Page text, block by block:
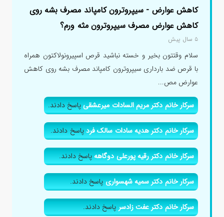
کاهش عوارض - سیپروترون کامپاند مصرف بشه روی
کاهش عوارض مصرف سیپروترون مثه ورم؟
۵ سال پیش
سلام وقتتون بخیر و خسته نباشید قرص اسپیرونولاکتون همراه
با قرص ضد بارداری سیپروترون کامپاند مصرف بشه روی کاهش
عوارض مص...
سرکار خانم دکتر مریم السادات میرعشقیپاسخ دادند.
سرکار خانم دکتر هدیه سادات سالک فردپاسخ دادند.
سرکار خانم دکتر رقیه پورعلی دوگاههپاسخ دادند.
سرکار خانم دکتر سمیه شهسواریپاسخ دادند.
سرکار خانم دکتر عفت زادسرپاسخ دادند.